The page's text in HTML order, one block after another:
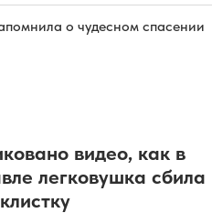
о чудесном спасении
видео, как в
легковушка сбила